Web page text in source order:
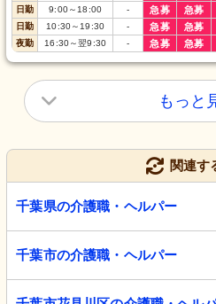
日勤 9:00～18:00 - 急募 急募
日勤 10:30～19:30 - 急募 急募
夜勤 16:30～翌9:30 - 急募 急募
もっと
関連す
千葉県の介護職・ヘルパー
千葉市の介護職・ヘルパー